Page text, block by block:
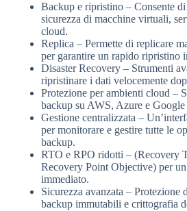
Backup e ripristino – Consente
sicurezza di macchine virtuali,
cloud.
Replica – Permette di replicare
per garantire un rapido ripristino
Disaster Recovery – Strumenti
ripristinare i dati velocemente
Protezione per ambienti cloud –
backup su AWS, Azure e
Gestione centralizzata –
per monitorare e gestire tutte le
backup.
RTO e RPO ridotti – (Recovery
Recovery Point Objective) per
immediato.
Sicurezza avanzata – Protezione
backup immutabili e crittografia